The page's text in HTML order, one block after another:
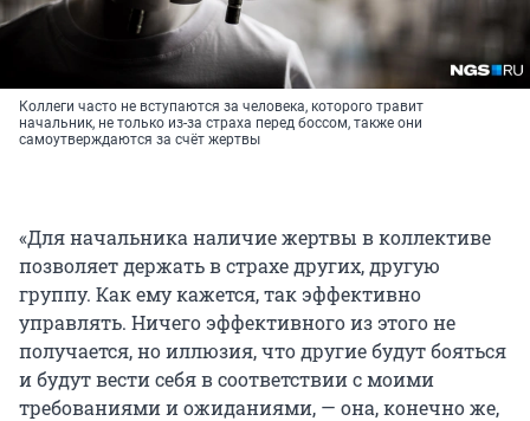
Коллеги часто не вступаются за человека, которого травит
начальник, не только из-за страха перед боссом, также они
самоутверждаются за счёт жертвы
«Для начальника наличие жертвы в коллективе
позволяет держать в страхе других, другую
группу. Как ему кажется, так эффективно
управлять. Ничего эффективного из этого не
получается, но иллюзия, что другие будут бояться
и будут вести себя в соответствии с моими
требованиями и ожиданиями, — она, конечно же,